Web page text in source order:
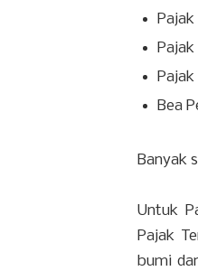
Pajak
Pajak
Bea
Banyak
Untuk
Pajak
bumi